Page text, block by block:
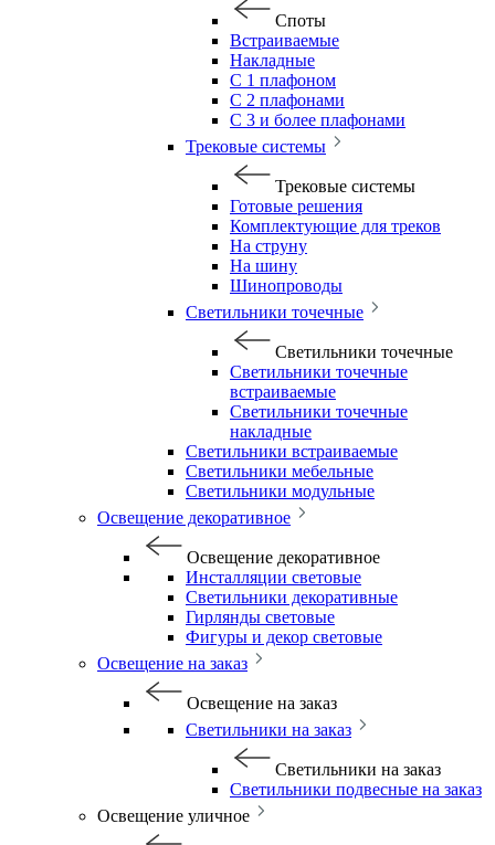
Споты
Встраиваемые
Накладные
С 1 плафоном
С 2 плафонами
С 3 и более плафонами
Трековые системы
Трековые системы
Готовые решения
Комплектующие для треков
На струну
На шину
Шинопроводы
Светильники точечные
Светильники точечные
Светильники точечные
встраиваемые
Светильники точечные
накладные
Светильники встраиваемые
Светильники мебельные
Светильники модульные
Освещение декоративное
Освещение декоративное
Инсталляции световые
Светильники декоративные
Гирлянды световые
Фигуры и декор световые
Освещение на заказ
Освещение на заказ
Светильники на заказ
Светильники на заказ
Светильники подвесные на заказ
Освещение уличное